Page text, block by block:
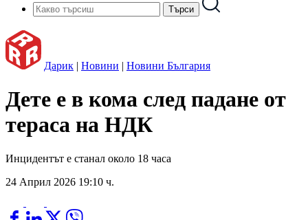
Дарик | Новини | Новини България
Дете е в кома след падане от
тераса на НДК
Инцидентът е станал около 18 часa
24 Април 2026 19:10 ч.